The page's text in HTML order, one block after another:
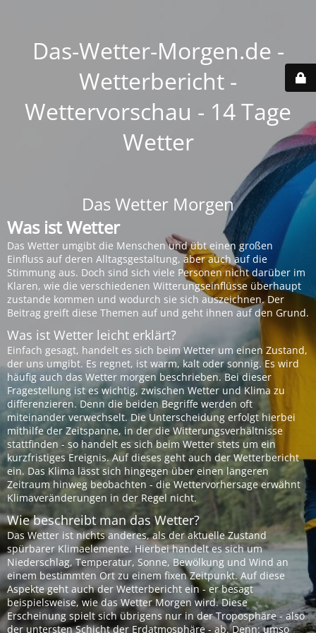
Das-Wetter-Morgen.de -
Wetterbericht -
Wettervorschau - 14 Tage
Wetter
Das Wetter Morgen
Was ist Wetter
Das Wetter umgibt die Menschen und übt einen großen
Einfluss auf deren Alltagsgestaltung, aber auch auf die
Stimmung aus. Doch sind sich viele Personen nicht darüber im
Klaren, wie die verschiedenen Witterungseinflüsse überhaupt
zustande kommen und wodurch sie sich auszeichnen. Der
Beitrag greift diese Themen auf und geht ihnen auf den Grund.
Was ist Wetter leicht erklärt?
Einfach gesagt, handelt es sich beim Wetter um einen Zustand,
der uns umgibt. Es regnet, ist warm, kalt oder sonnig. Es wird
häufig auch das Wetter morgen beschrieben. Bei dieser
Fragestellung ist es wichtig, zwischen Wetter und Klima zu
differenzieren. Denn die beiden Begriffe werden oft
miteinander verwechselt. Die Unterscheidung erfolgt hierbei
mithilfe der Zeitspanne, in der die Witterungsverhältnisse
stattfinden - so handelt es sich beim Wetter stets um ein
kurzfristiges Ereignis. Auf dieses geht auch der Wetterbericht
ein. Das Klima lässt sich hingegen über einen längeren
Zeitraum hinweg beobachten - die Wettervorhersage erwähnt
Klimaveränderungen in der Regel nicht.
Wie beschreibt man das Wetter?
Das Wetter ist nichts anderes, als der aktuelle Zustand
spürbarer Klimaelemente. Hierbei handelt es sich um
Niederschlag, Temperatur, Sonne, Bewölkung und Wind an
einem bestimmten Ort zu einem fixen Zeitpunkt. Auf diese
Aspekte geht auch der Wetterbericht ein - er besagt
beispielsweise, wie das Wetter Morgen wird. Diese
Erscheinung spielt sich übrigens nur in der Troposphäre - also
der untersten Schicht der Erdatmosphäre - ab. Denn: umso